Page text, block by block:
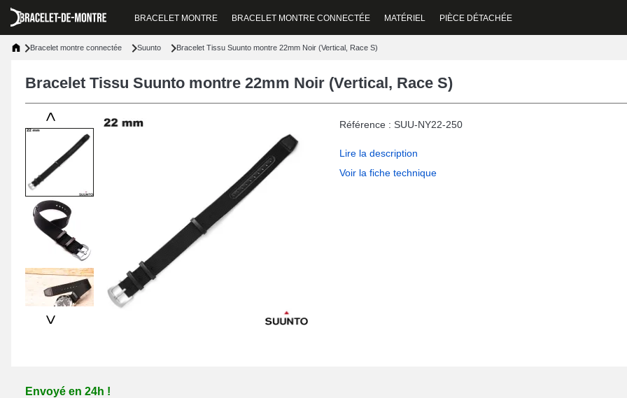
BRACELET MONTRE BRACELET MONTRE CONNECTÉE MATÉRIEL PIÈCE DÉTACHÉE
Bracelet montre connectée Suunto Bracelet Tissu Suunto montre 22mm Noir (Vertical, Race S)
Bracelet Tissu Suunto montre 22mm Noir (Vertical, Race S)
<
>
Référence : SUU-NY22-250
Lire la description
Voir la fiche technique
Envoyé en 24h !